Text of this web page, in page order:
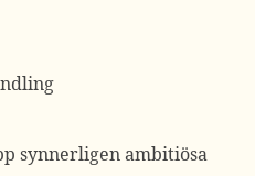
synnerligen ambitiösa